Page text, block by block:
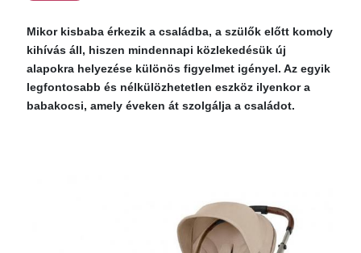
Mikor kisbaba érkezik a családba, a szülők előtt komoly
kihívás áll, hiszen mindennapi közlekedésük új
alapokra helyezése különös figyelmet igényel. Az egyik
legfontosabb és nélkülözhetetlen eszköz ilyenkor a
babakocsi, amely éveken át szolgálja a családot.